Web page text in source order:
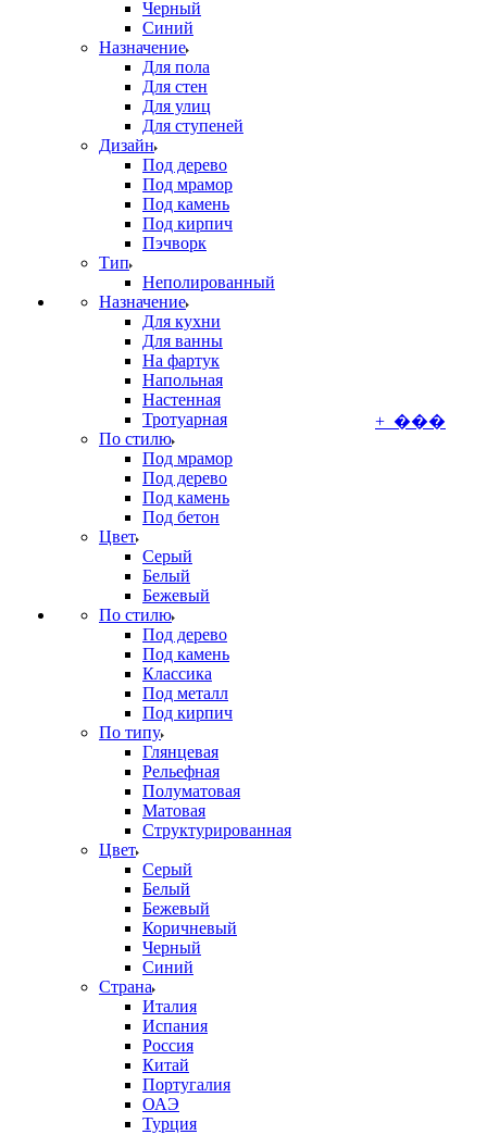
Черный
Синий
Назначение
Для пола
Для стен
Для улиц
Для ступеней
Дизайн
Под дерево
Под мрамор
Под камень
Под кирпич
Пэчворк
Тип
Неполированный
Назначение
Для кухни
Для ванны
На фартук
Напольная
Настенная
Тротуарная
По стилю
Под мрамор
Под дерево
Под камень
Под бетон
Цвет
Серый
Белый
Бежевый
По стилю
Под дерево
Под камень
Классика
Под металл
Под кирпич
По типу
Глянцевая
Рельефная
Полуматовая
Матовая
Структурированная
Цвет
Серый
Белый
Бежевый
Коричневый
Черный
Синий
Страна
Италия
Испания
Россия
Китай
Португалия
ОАЭ
Турция
+ ���